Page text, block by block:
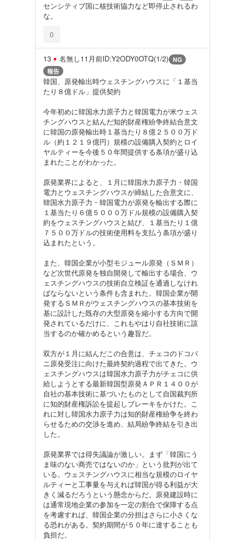
センシティブ国に核技術協力など即停止されるわ
な。
0
13 名無し11月前ID:Y2ODY0OTQ(1/2) NG
報告
韓国、原発輸出時ウェスチングハウスに「１基当
たり８億ドル」提供契約
今年初めに韓国水力原子力と韓国電力が米ウェス
チングハウスと結んだ知的財産権紛争終結合意文
に韓国の原発輸出時１基当たり８億２５００万ド
ル（約１２１９億円）規模の設備購入契約とロイ
ヤルティーを今後５０年間提供する条項が盛り込
まれたことがわかった。
原発業界によると、１月に韓国水力原子力・韓国
電力とウェスチングハウスが締結した合意文に、
韓国水力原子力・韓国電力が原発を輸出する際に
１基当たり６億５０００万ドル規模の設備購入契
約をウェスチングハウスと結び、１基当たり１億
７５００万ドルの技術使用料を支払う条項が盛り
込まれたという。
また、韓国企業が小型モジュール原発（ＳＭＲ）
など次世代原発を独自開発して輸出する場合、ウ
ェスチングハウスの技術自立検証を通過しなけれ
ばならないという条件も含まれた。韓国企業が開
発するＳＭＲがウェスチングハウスの基本技術を
基に設計した既存の大型原発を縮小する方向で開
発されているだけに、これもやはり自社技術に該
当するのか確かめるという趣旨だ。
双方が１月に結んだこの合意は、チェコのドコバ
ニ原発受注に向けた最終契約過程で出てきた。ウ
ェスチングハウスは韓国水力原子力がチェコに供
給しようとする最新韓国型原発ＡＰＲ１４００が
自社の基本技術に基づいたものとして自国裁判所
に知的財産権訴訟を提起しブレーキをかけた。こ
れに対し韓国水力原子力は知的財産権紛争を終わ
らせるための交渉を進め、結局紛争終結を引き出
した。
原発業界では得失議論が激しい。まず「韓国にう
ま味のない商売ではないのか」という批判が出て
いる。ウェスチングハウスに相当な規模のロイヤ
ルティーと工事量を与えれば韓国が得る利益が大
きく減るだろうという懸念からだ。原発建設時に
は通常現地企業の参加を一定の割合で保障する点
を考慮すれば、韓国企業の分担はさらに小さくな
る恐れがある。契約期間が５０年に達することも
負担だ。